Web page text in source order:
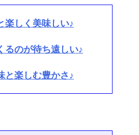
楽しく美味しい♪
るのが待ち遠しい♪
と楽しむ豊かさ♪